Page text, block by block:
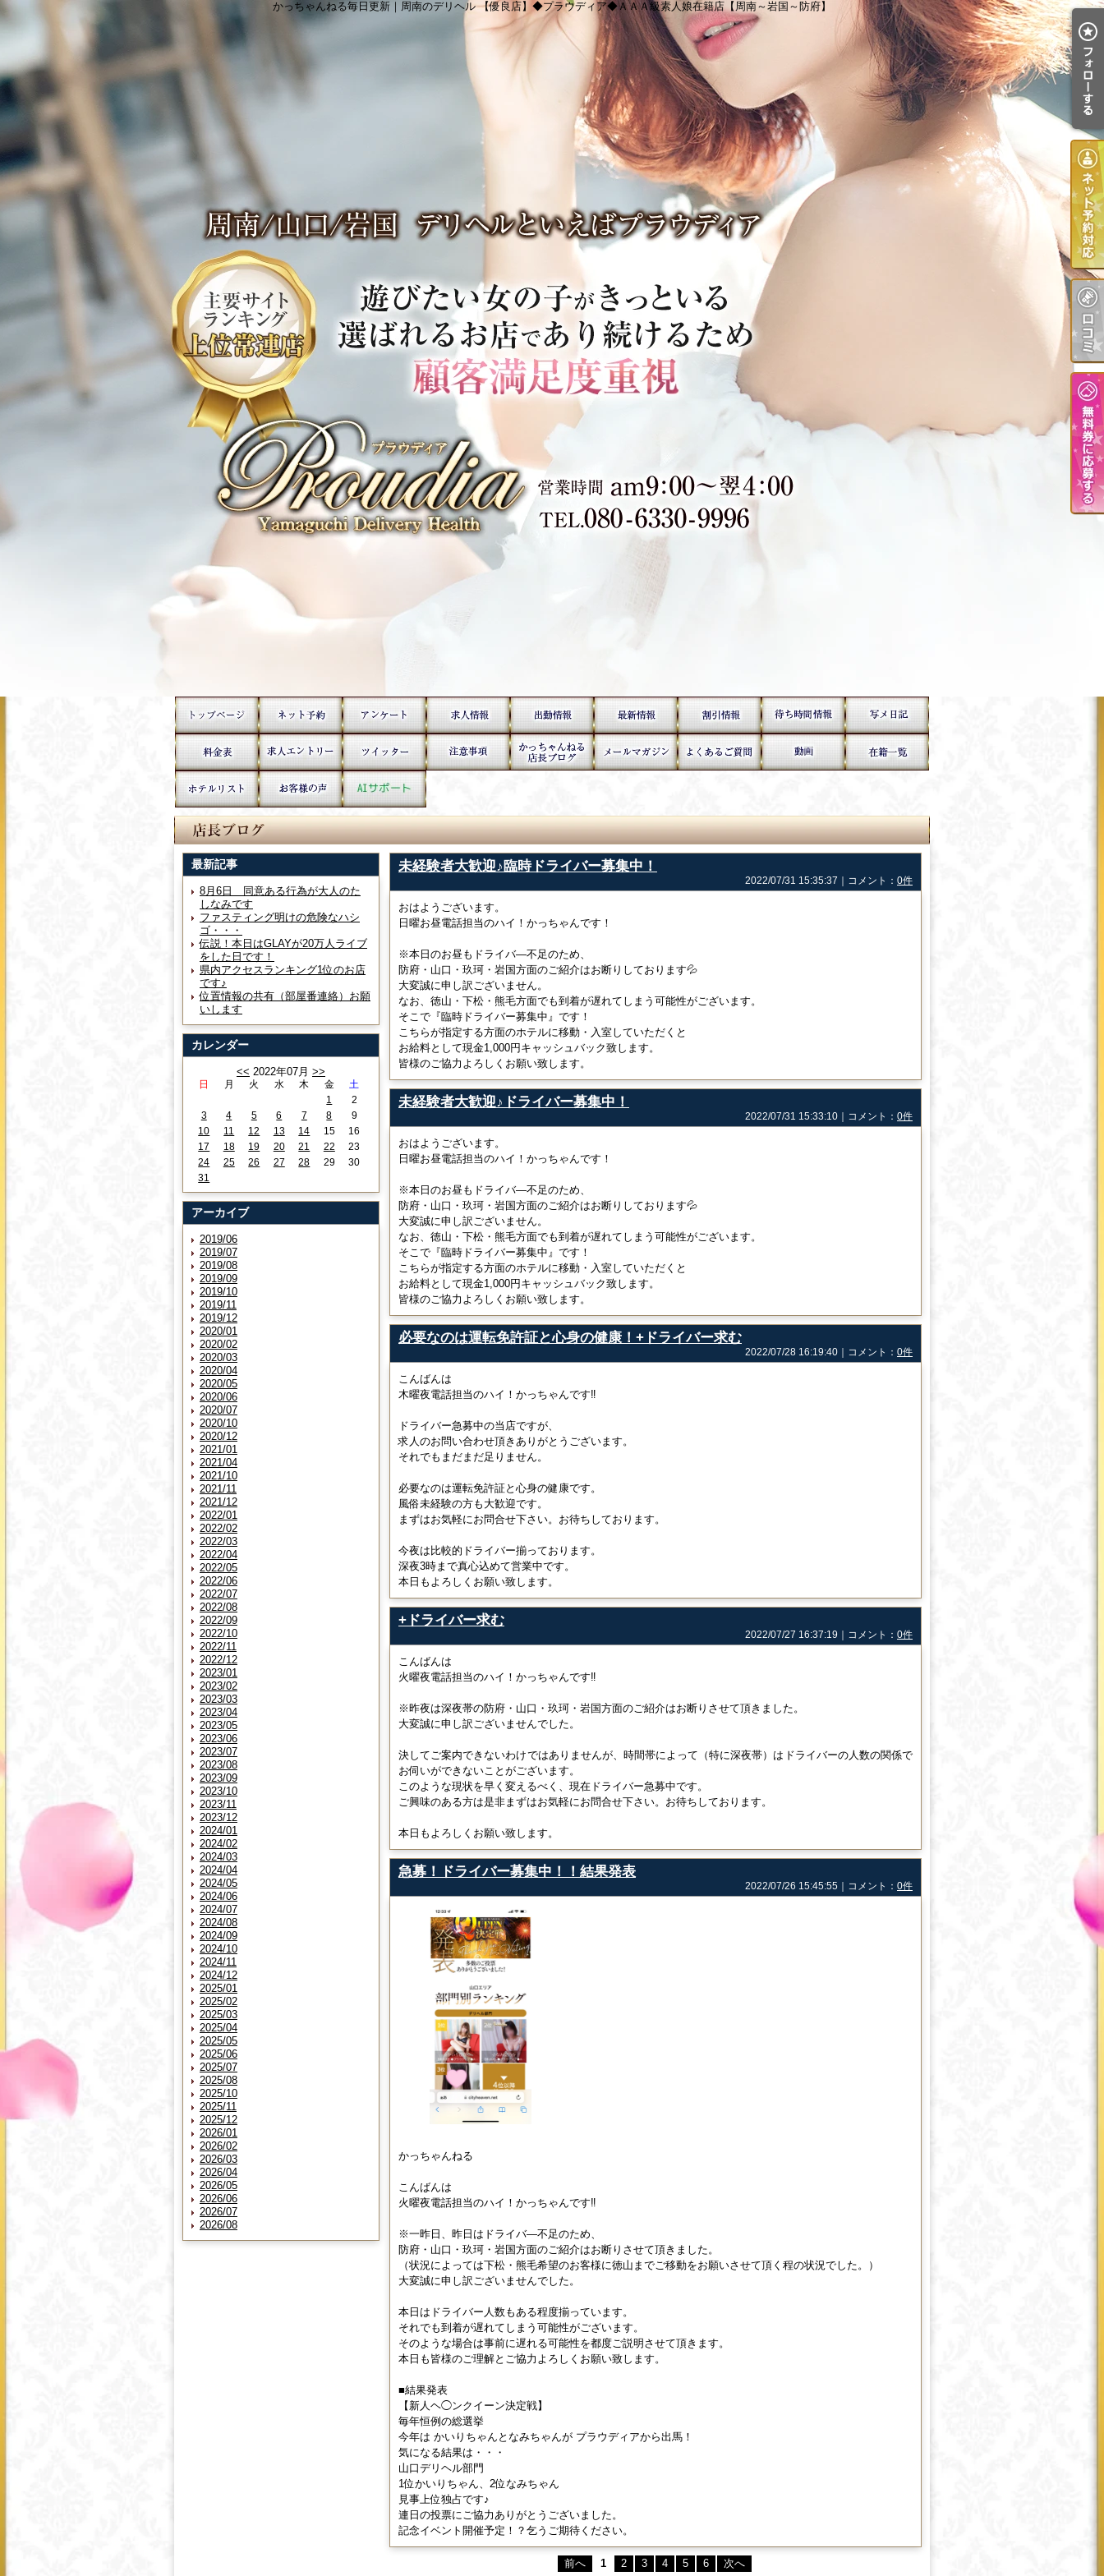
かっちゃんねる毎日更新｜周南のデリヘル 【優良店】◆プラウディア◆ＡＡＡ級素人娘在籍店【周南～岩国～防府】
最新記事
8月6日 同意ある行為が大人のた
しなみです
ファスティング明けの危険なハシ
ゴ・・・
伝説！本日はGLAYが20万人ライブ
をした日です！
県内アクセスランキング1位のお店
です♪
位置情報の共有（部屋番連絡）お願
いします
カレンダー
<< 2022年07月 >>
日 月 火 水 木 金
土
1
2
3
4 5 6 7 8
9
10
11 12 13 14 15
16
17
18 19 20 21 22
23
24
25 26 27 28 29
30
31
アーカイブ
2019/06
2019/07
2019/08
2019/09
2019/10
2019/11
2019/12
2020/01
2020/02
2020/03
2020/04
2020/05
2020/06
2020/07
2020/10
2020/12
2021/01
2021/04
2021/10
2021/11
2021/12
2022/01
2022/02
2022/03
2022/04
2022/05
2022/06
2022/07
2022/08
2022/09
2022/10
2022/11
2022/12
2023/01
2023/02
2023/03
2023/04
2023/05
2023/06
2023/07
2023/08
2023/09
2023/10
2023/11
2023/12
2024/01
2024/02
2024/03
2024/04
2024/05
2024/06
2024/07
2024/08
2024/09
2024/10
2024/11
2024/12
2025/01
2025/02
2025/03
2025/04
2025/05
2025/06
2025/07
2025/08
2025/10
2025/11
2025/12
2026/01
2026/02
2026/03
2026/04
2026/05
2026/06
2026/07
2026/08
未経験者大歓迎♪臨時ドライバー募集中！
2022/07/31 15:35:37｜コメント： 0件
おはようございます。
日曜お昼電話担当のハイ！かっちゃんです！
※本日のお昼もドライバ―不足のため、
防府・山口・玖珂・岩国方面のご紹介はお断りしております💦
大変誠に申し訳ございません。
なお、徳山・下松・熊毛方面でも到着が遅れてしまう可能性がございます。
そこで『臨時ドライバー募集中』です！
こちらが指定する方面のホテルに移動・入室していただくと
お給料として現金1,000円キャッシュバック致します。
皆様のご協力よろしくお願い致します。
未経験者大歓迎♪ドライバー募集中！
2022/07/31 15:33:10｜コメント： 0件
おはようございます。
日曜お昼電話担当のハイ！かっちゃんです！
※本日のお昼もドライバ―不足のため、
防府・山口・玖珂・岩国方面のご紹介はお断りしております💦
大変誠に申し訳ございません。
なお、徳山・下松・熊毛方面でも到着が遅れてしまう可能性がございます。
そこで『臨時ドライバー募集中』です！
こちらが指定する方面のホテルに移動・入室していただくと
お給料として現金1,000円キャッシュバック致します。
皆様のご協力よろしくお願い致します。
必要なのは運転免許証と心身の健康！+ドライバー求む
2022/07/28 16:19:40｜コメント： 0件
こんばんは
木曜夜電話担当のハイ！かっちゃんです‼
ドライバー急募中の当店ですが、
求人のお問い合わせ頂きありがとうございます。
それでもまだまだ足りません。
必要なのは運転免許証と心身の健康です。
風俗未経験の方も大歓迎です。
まずはお気軽にお問合せ下さい。お待ちしております。
今夜は比較的ドライバー揃っております。
深夜3時まで真心込めて営業中です。
本日もよろしくお願い致します。
+ドライバー求む
2022/07/27 16:37:19｜コメント： 0件
こんばんは
火曜夜電話担当のハイ！かっちゃんです‼
※昨夜は深夜帯の防府・山口・玖珂・岩国方面のご紹介はお断りさせて頂きました。
大変誠に申し訳ございませんでした。
決してご案内できないわけではありませんが、時間帯によって（特に深夜帯）はドライバーの人数の関係で
お伺いができないことがございます。
このような現状を早く変えるべく、現在ドライバー急募中です。
ご興味のある方は是非まずはお気軽にお問合せ下さい。お待ちしております。
本日もよろしくお願い致します。
急募！ドライバー募集中！！結果発表
2022/07/26 15:45:55｜コメント： 0件
かっちゃんねる
こんばんは
火曜夜電話担当のハイ！かっちゃんです‼
※一昨日、昨日はドライバ―不足のため、
防府・山口・玖珂・岩国方面のご紹介はお断りさせて頂きました。
（状況によっては下松・熊毛希望のお客様に徳山までご移動をお願いさせて頂く程の状況でした。）
大変誠に申し訳ございませんでした。
本日はドライバー人数もある程度揃っています。
それでも到着が遅れてしまう可能性がございます。
そのような場合は事前に遅れる可能性を都度ご説明させて頂きます。
本日も皆様のご理解とご協力よろしくお願い致します。
■結果発表
【新人ヘ◯ンクイーン決定戦】
毎年恒例の総選挙
今年は かいりちゃんとなみちゃんが プラウディアから出馬！
気になる結果は・・・
山口デリヘル部門
1位かいりちゃん、2位なみちゃん
見事上位独占です♪
連日の投票にご協力ありがとうございました。
記念イベント開催予定！？乞うご期待ください。
前へ 1 2 3 4 5 6 次へ